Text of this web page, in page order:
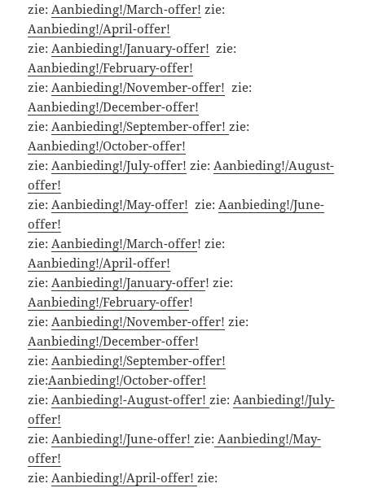
zie:Aanbieding!/March-offer! zie:
Aanbieding!/April-offer!
zie:Aanbieding!/January-offer! zie:
Aanbieding!/February-offer!
zie:Aanbieding!/November-offer! zie:
Aanbieding!/December-offer!
zie:Aanbieding!/September-offer!zie:
Aanbieding!/October-offer!
zie:Aanbieding!/July-offer! zie:Aanbieding!/August-
offer!
zie:Aanbieding!/May-offer! zie:Aanbieding!/June-
offer!
zie:Aanbieding!/March-offer! zie:
Aanbieding!/April-offer!
zie:Aanbieding!/January-offer! zie:
Aanbieding!/February-offer!
zie:Aanbieding!/November-offer! zie:
Aanbieding!/December-offer!
zie:Aanbieding!/September-offer!
zie:Aanbieding!/October-offer!
zie:Aanbieding!-August-offer!zie:Aanbieding!/July-
offer!
zie:Aanbieding!/June-offer!zie: Aanbieding!/May-
offer!
zie:Aanbieding!/April-offer!zie: